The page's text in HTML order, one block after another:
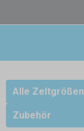
Alle Zeltgrößen
Zubehör